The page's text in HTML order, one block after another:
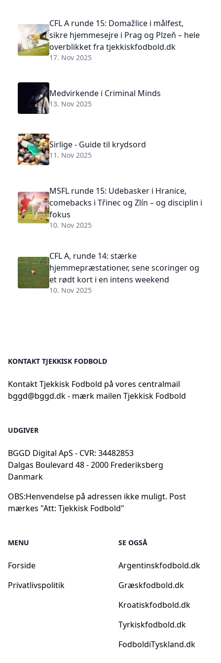
CFL A runde 15: Domažlice i målfest,
sikre hjemmesejre i Prag og Plzeň – hele
overblikket fra tjekkiskfodbold.dk
17. Nov 2025
Medvirkende i Criminal Minds
13. Nov 2025
Sirlige - Guide til krydsord
11. Nov 2025
MSFL runde 15: Udebasker i Hranice,
comebacks i Třinec og Zlín – og disciplin i
fokus
10. Nov 2025
CFL A, runde 14: stærke
hjemmepræstationer, sene scoringer og
et rødt kort i en intens weekend
10. Nov 2025
KONTAKT TJEKKISK FODBOLD
Kontakt Tjekkisk Fodbold på vores centralmail
bggd@bggd.dk- mærk mailen Tjekkisk Fodbold
UDGIVER
BGGD Digital ApS - CVR: 34482853
Dalgas Boulevard 48 - 2000 Frederiksberg
Danmark
OBS:Henvendelse på adressen ikke muligt. Post
mærkes "Att: Tjekkisk Fodbold"
MENU
Forside
Privatlivspolitik
SE OGSÅ
Argentinskfodbold.dk
Græskfodbold.dk
Kroatiskfodbold.dk
Tyrkiskfodbold.dk
FodboldiTyskland.dk